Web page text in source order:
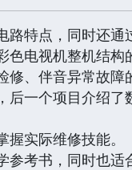
路特点，同时还通
色电视机整机结构
修、伴音异常故障
后一个项目介绍了
实际维修技能。
考书，同时也适